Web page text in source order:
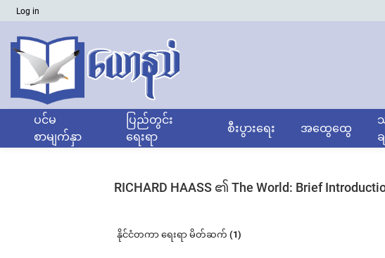
Log in
ပင်မ
စာမျက်နှာ
ပြည်တွင်း
ရေးရာ
စီးပွားရေး အထွေထွေ
RICHARD HAASS ၏ The World: Brief
နိုင်ငံတကာ ရေးရာ မိတ်ဆက် (1)